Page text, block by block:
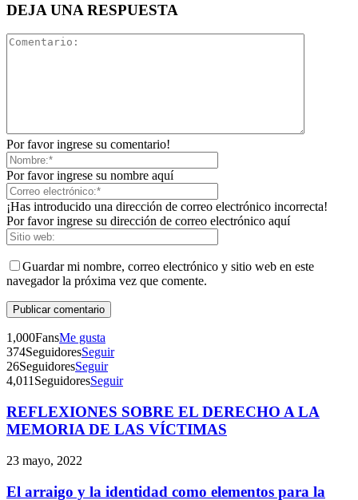
Telegram
DEJA UNA RESPUESTA
Por favor ingrese su comentario!
Por favor ingrese su nombre aquí
¡Has introducido una dirección de correo electrónico incorrecta!
Por favor ingrese su dirección de correo electrónico aquí
Guardar mi nombre, correo electrónico y sitio web en este
navegador la próxima vez que comente.
1,000FansMe gusta
374SeguidoresSeguir
26SeguidoresSeguir
4,011 SeguidoresSeguir
REFLEXIONES SOBRE EL DERECHO A LA
MEMORIA DE LAS VÍCTIMAS
23 mayo, 2022
El arraigo y la identidad como elementos para la